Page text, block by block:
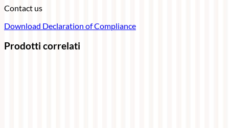
Contact us
Download Declaration of Compliance
Prodotti correlati